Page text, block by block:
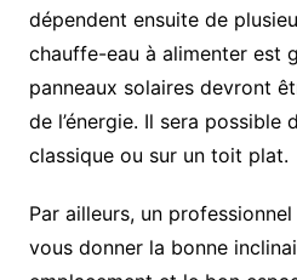
dépendent ensuite de
chauffe-eau à alimenter est
panneaux solaires devront
de l’énergie. Il sera possible
classique ou sur un toit plat.
Par ailleurs, un
vous donner la bonne